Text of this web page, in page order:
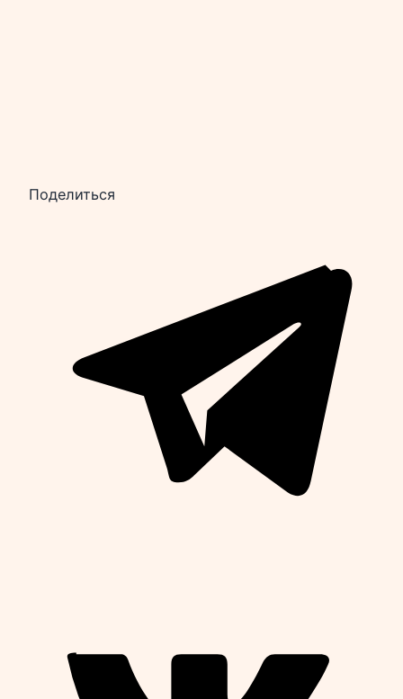
Поделиться